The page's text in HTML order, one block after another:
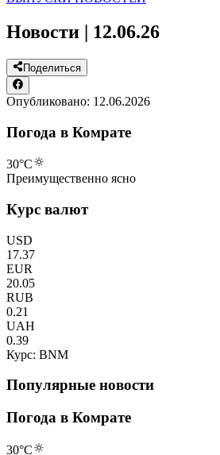
Новости | 12.06.26
Поделиться
Опубликовано: 12.06.2026
Погода в Комрате
30°C
Преимущественно ясно
Курс валют
USD
17.37
EUR
20.05
RUB
0.21
UAH
0.39
Курс: BNM
Популярные новости
Погода в Комрате
30°C